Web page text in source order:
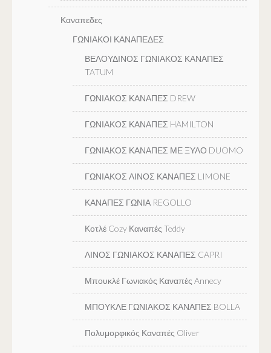
Καναπεδες
ΓΩΝΙΑΚΟΙ ΚΑΝΑΠΕΔΕΣ
ΒΕΛΟΥΔΙΝΟΣ ΓΩΝΙΑΚΟΣ ΚΑΝΑΠΕΣ
TATUM
ΓΩΝΙΑΚΟΣ ΚΑΝΑΠΕΣ DREW
ΓΩΝΙΑΚΟΣ ΚΑΝΑΠΕΣ HAMILTON
ΓΩΝΙΑΚΟΣ ΚΑΝΑΠΕΣ ΜΕ ΞΥΛΟ DUOMO
ΓΩΝΙΑΚΟΣ ΛΙΝΟΣ ΚΑΝΑΠΕΣ LIMONE
ΚΑΝΑΠΕΣ ΓΩΝΙΑ REGOLLO
Κοτλέ Cozy Καναπές Teddy
ΛΙΝΟΣ ΓΩΝΙΑΚΟΣ ΚΑΝΑΠΕΣ CAPRI
Μπουκλέ Γωνιακός Καναπές Annecy
ΜΠΟΥΚΛΕ ΓΩΝΙΑΚΟΣ ΚΑΝΑΠΕΣ BOLLA
Πολυμορφικός Καναπές Oliver